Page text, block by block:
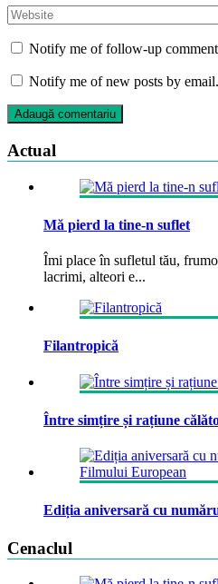
Notify me of follow-up
Notify me of new posts by email.
Actual
Mă pierd la tine-n suflet
Îmi place în sufletul tău,
lacrimi, alteori e...
Filantropică
Între simțire și rațiune
Ediția aniversară cu
Cenaclul